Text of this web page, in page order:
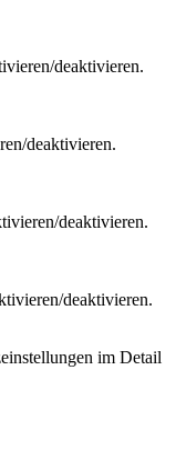
deaktivieren.
deaktivieren.
deaktivieren.
deaktivieren.
im Detail